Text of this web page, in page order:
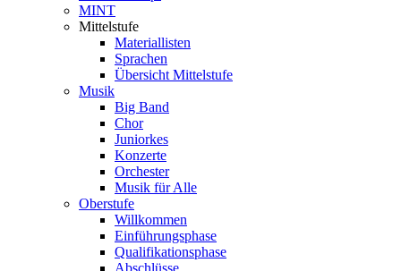
MINT
Mittelstufe
Materiallisten
Sprachen
Übersicht Mittelstufe
Musik
Big Band
Chor
Juniorkes
Konzerte
Orchester
Musik für Alle
Oberstufe
Willkommen
Einführungsphase
Qualifikationsphase
Abschlüsse